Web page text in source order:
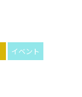
イベント